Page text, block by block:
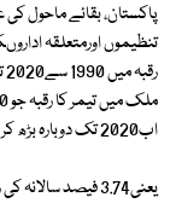
پاکستان، بقائے ماحول کی
تنظیموں اورمتعلقہ
اب2020 تک دوبارہ بڑھ کر 1463.59 مربع کلومیٹر ہوچکاہے۔
یعنی3.74 فیصد